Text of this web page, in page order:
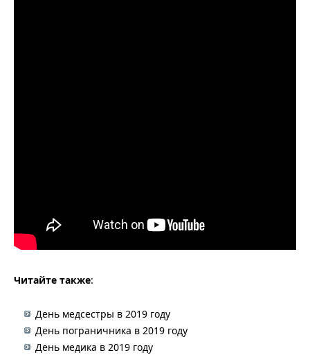
Читайте также:
День медсестры в 2019 году
День пограничника в 2019 году
День медика в 2019 году